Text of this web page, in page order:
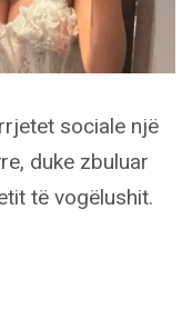
sociale një
duke zbuluar
të vogëlushit.